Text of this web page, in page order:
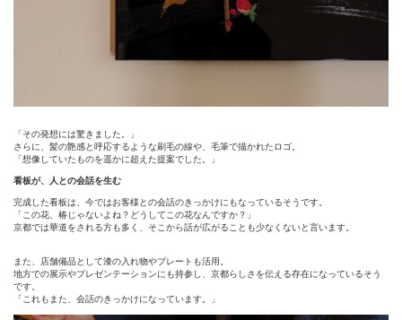
「その発想には驚きました。」
さらに、髪の艶感と呼応するような刷毛の線や、毛筆で描かれたロゴ。
「想像していたものを遥かに超えた提案でした。」
看板が、人との会話を生む
完成した看板は、今ではお客様との会話のきっかけにもなっているそうです。
「この花、椿じゃないよね？どうしてこの花なんですか？」
京都では華道をされる方も多く、そこから話が広がることも少なくないと言います。
また、店舗備品として漆の入れ物やプレートも活用。
地方での展示やプレゼンテーションにも持参し、京都らしさを伝える存在になっているそう
です。
「これもまた、会話のきっかけになっています。」